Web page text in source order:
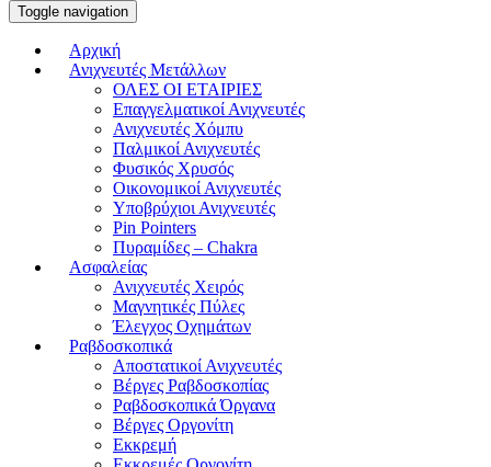
Toggle navigation
Αρχική
Ανιχνευτές Μετάλλων
ΟΛΕΣ ΟΙ ΕΤΑΙΡΙΕΣ
Επαγγελματικοί Ανιχνευτές
Ανιχνευτές Χόμπυ
Παλμικοί Ανιχνευτές
Φυσικός Χρυσός
Οικονομικοί Ανιχνευτές
Υποβρύχιοι Ανιχνευτές
Pin Pointers
Πυραμίδες – Chakra
Ασφαλείας
Ανιχνευτές Χειρός
Μαγνητικές Πύλες
Έλεγχος Οχημάτων
Ραβδοσκοπικά
Αποστατικοί Ανιχνευτές
Βέργες Ραβδοσκοπίας
Ραβδοσκοπικά Όργανα
Βέργες Οργονίτη
Εκκρεμή